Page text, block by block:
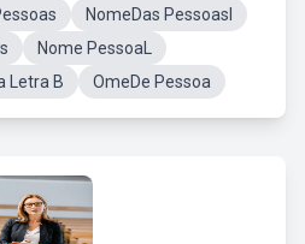
NomeDas Pessoasl
Nome PessoaL
Letra B
OmeDe Pessoa